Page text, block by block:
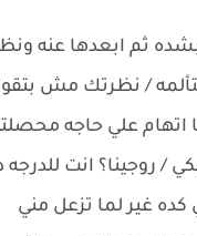
ثم ابعدها عنه
/ نظرتك مش بتقول
اتهام علي حاجه
/ روجينا؟ انت للدرجه
غير لما تزعل مني